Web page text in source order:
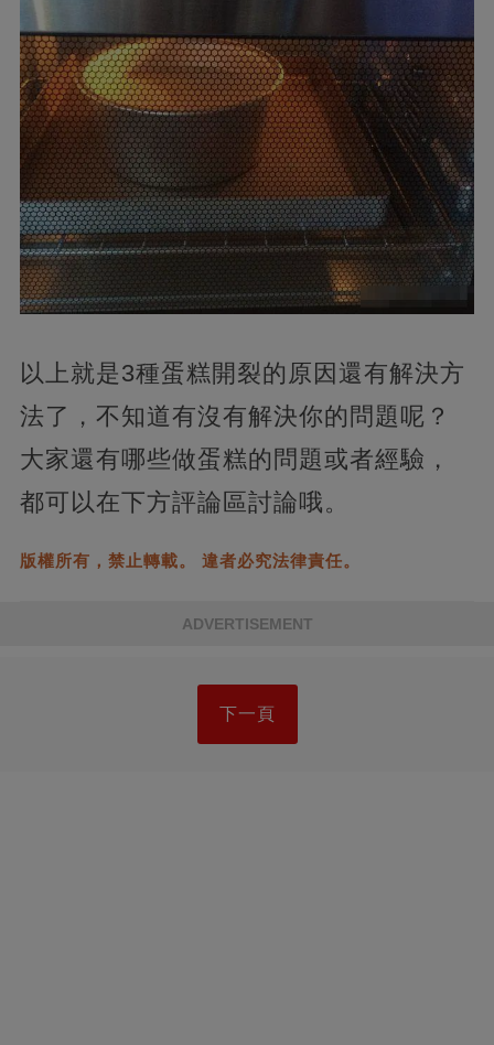
以上就是3種蛋糕開裂的原因還有解決方
法了，不知道有沒有解決你的問題呢？
大家還有哪些做蛋糕的問題或者經驗，
都可以在下方評論區討論哦。
版權所有，禁止轉載。 違者必究法律責任。
ADVERTISEMENT
下一頁